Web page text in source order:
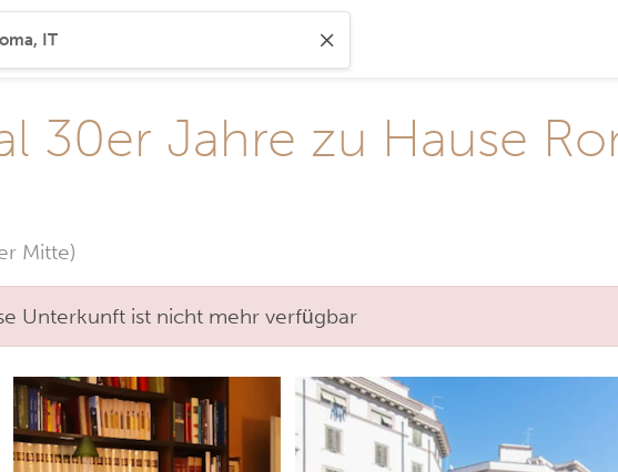
30er Jahre zu Hause
Mitte)
Unterkunft ist nicht mehr verfügbar